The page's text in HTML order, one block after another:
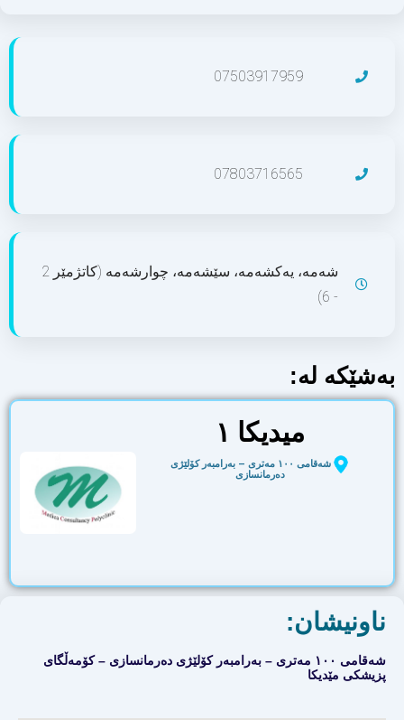
07503917959
07803716565
شەمە، یەکشەمە، سێشەمە، چوارشەمە (کاتژمێر 2
- 6)
بەشێکە لە:
میدیکا ١
شەقامی ١٠٠ مەتری – بەرامبەر کۆلێژی
دەرمانسازی
ناونیشان:
شەقامی ١٠٠ مەتری – بەرامبەر کۆلێژی دەرمانسازی – کۆمەڵگای
پزیشکی مێدیکا